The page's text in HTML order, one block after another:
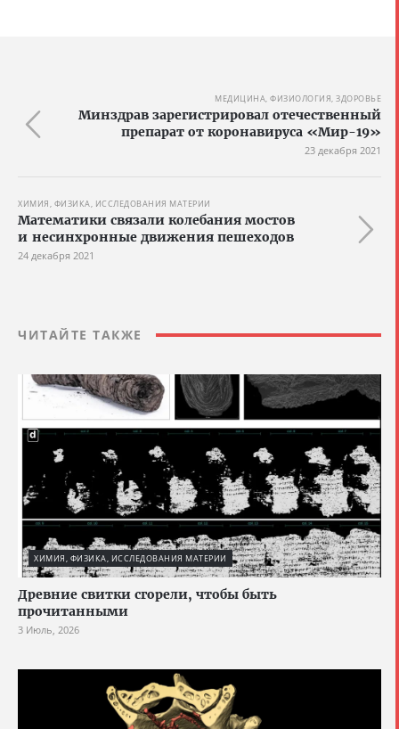
МЕДИЦИНА, ФИЗИОЛОГИЯ, ЗДОРОВЬЕ
Минздрав зарегистрировал отечественный
препарат от коронавируса «Мир-19»
23 декабря 2021
ХИМИЯ, ФИЗИКА, ИССЛЕДОВАНИЯ МАТЕРИИ
Математики связали колебания мостов
и несинхронные движения пешеходов
24 декабря 2021
ЧИТАЙТЕ ТАКЖЕ
ХИМИЯ, ФИЗИКА, ИССЛЕДОВАНИЯ МАТЕРИИ
Древние свитки сгорели, чтобы быть
прочитанными
3 Июль, 2026